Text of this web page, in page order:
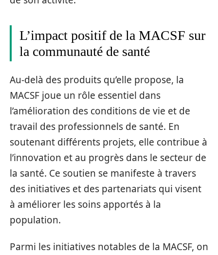
L’impact positif de la MACSF sur
la communauté de santé
Au-delà des produits qu’elle propose, la
MACSF joue un rôle essentiel dans
l’amélioration des conditions de vie et de
travail des professionnels de santé. En
soutenant différents projets, elle contribue à
l’innovation et au progrès dans le secteur de
la santé. Ce soutien se manifeste à travers
des initiatives et des partenariats qui visent
à améliorer les soins apportés à la
population.
Parmi les initiatives notables de la MACSF, on